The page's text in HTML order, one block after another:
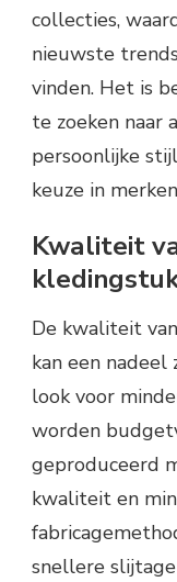
collecties,
nieuwste
vinden. Het is
te zoeken naar
persoonlijke
keuze in
Kwaliteit
De kwaliteit
kan een nadeel
look voor
worden
geproduceerd
kwaliteit en
snellere